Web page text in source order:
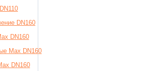
DN160
DN160
Max DN160
DN160